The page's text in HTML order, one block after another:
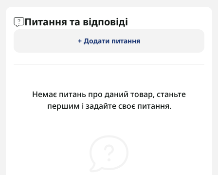
Питання та відповіді
+ Додати питання
Немає питань про даний товар, станьте
першим і задайте своє питання.